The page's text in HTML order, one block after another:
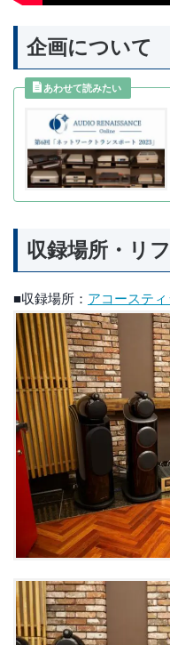
企画について
収録場所・リ
■収録場所： アコーステ